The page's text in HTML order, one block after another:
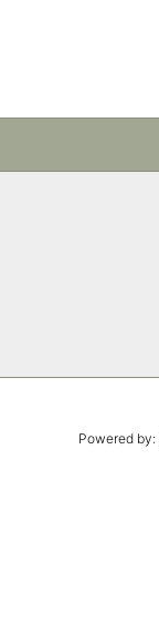
Powered by: